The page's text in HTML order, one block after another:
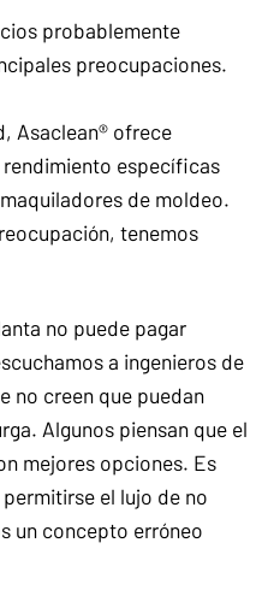
probablemente
preocupaciones.
Asaclean® ofrece
específicas
de moldeo.
tenemos
no puede pagar
a ingenieros de
no creen que puedan
Algunos piensan que el
mejores opciones. Es
el lujo de no
un concepto erróneo